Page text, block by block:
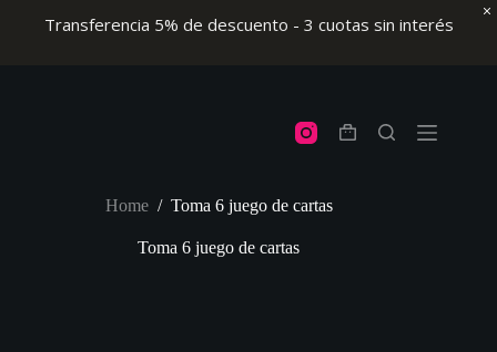
Transferencia 5% de descuento - 3 cuotas sin interés
Shopping
Home / Toma 6 juego de cartas
Toma 6 juego de cartas